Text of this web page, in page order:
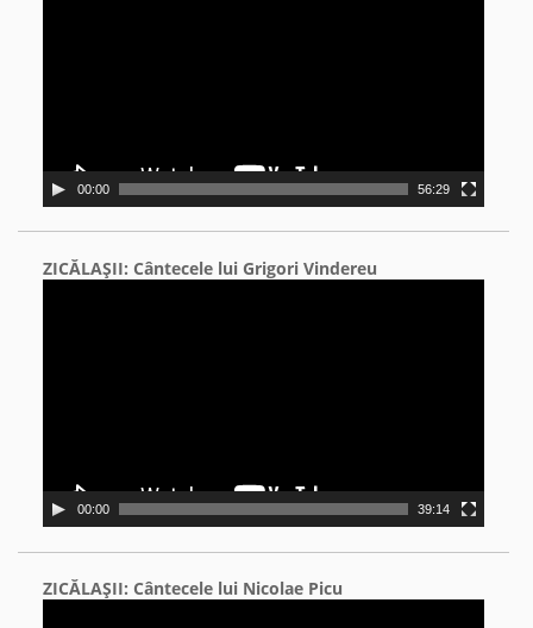
00:00 56:29
ZICĂLAŞII: Cântecele lui Grigori Vindereu
00:00 39:14
ZICĂLAŞII: Cântecele lui Nicolae Picu